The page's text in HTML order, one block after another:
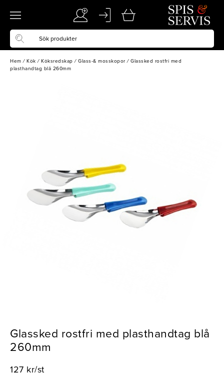
Hem / Kök / Köksredskap / Glass-& mosskopor / Glassked rostfri med
plasthandtag blå 260mm
Glassked rostfri med plasthandtag blå
260mm
127 kr/st